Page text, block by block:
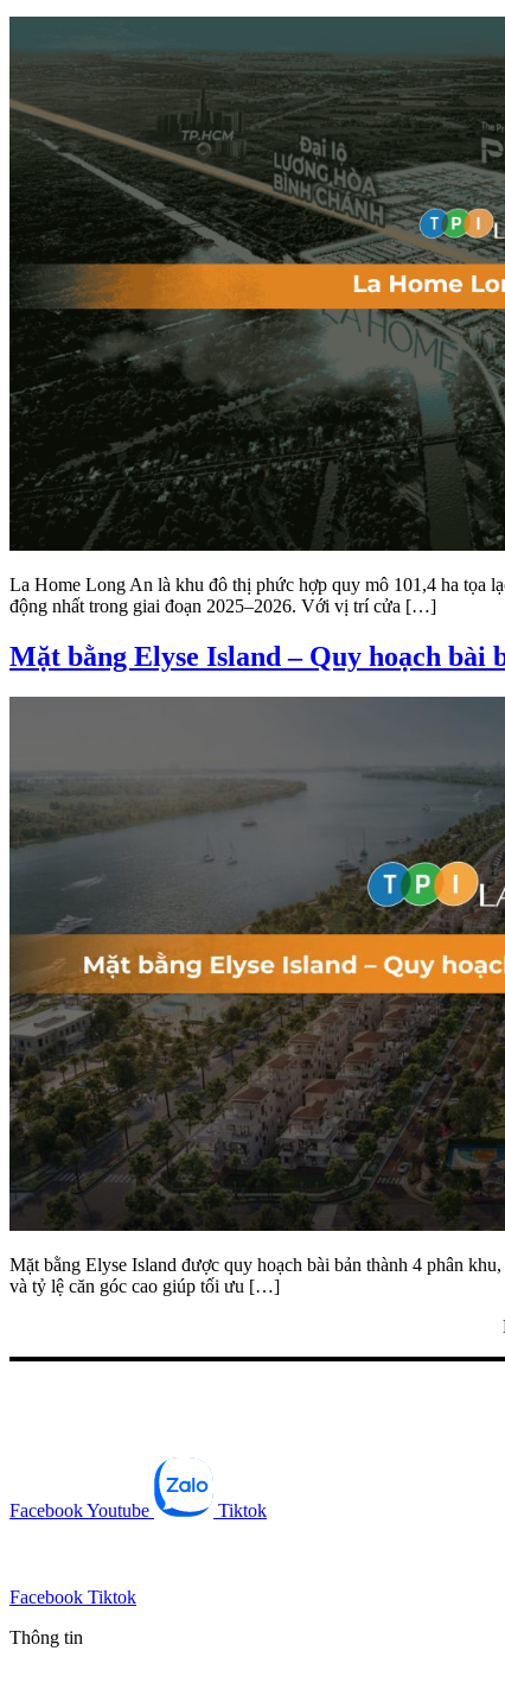
La Home Long An là khu đô thị phức hợp quy mô 101,4 ha tọa
động nhất trong giai đoạn 2025–2026. Với vị trí cửa […]
Mặt bằng Elyse Island – Quy hoạch
Mặt bằng Elyse Island được quy hoạch bài bản thành 4 phân
và tỷ lệ căn góc cao giúp tối ưu […]
FacebookYoutube Tiktok
Facebook Tiktok
Thông tin